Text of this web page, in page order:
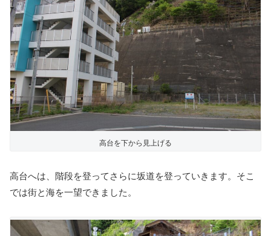
高台を下から見上げる
高台へは、階段を登ってさらに坂道を登っていきます。そこ
では街と海を一望できました。